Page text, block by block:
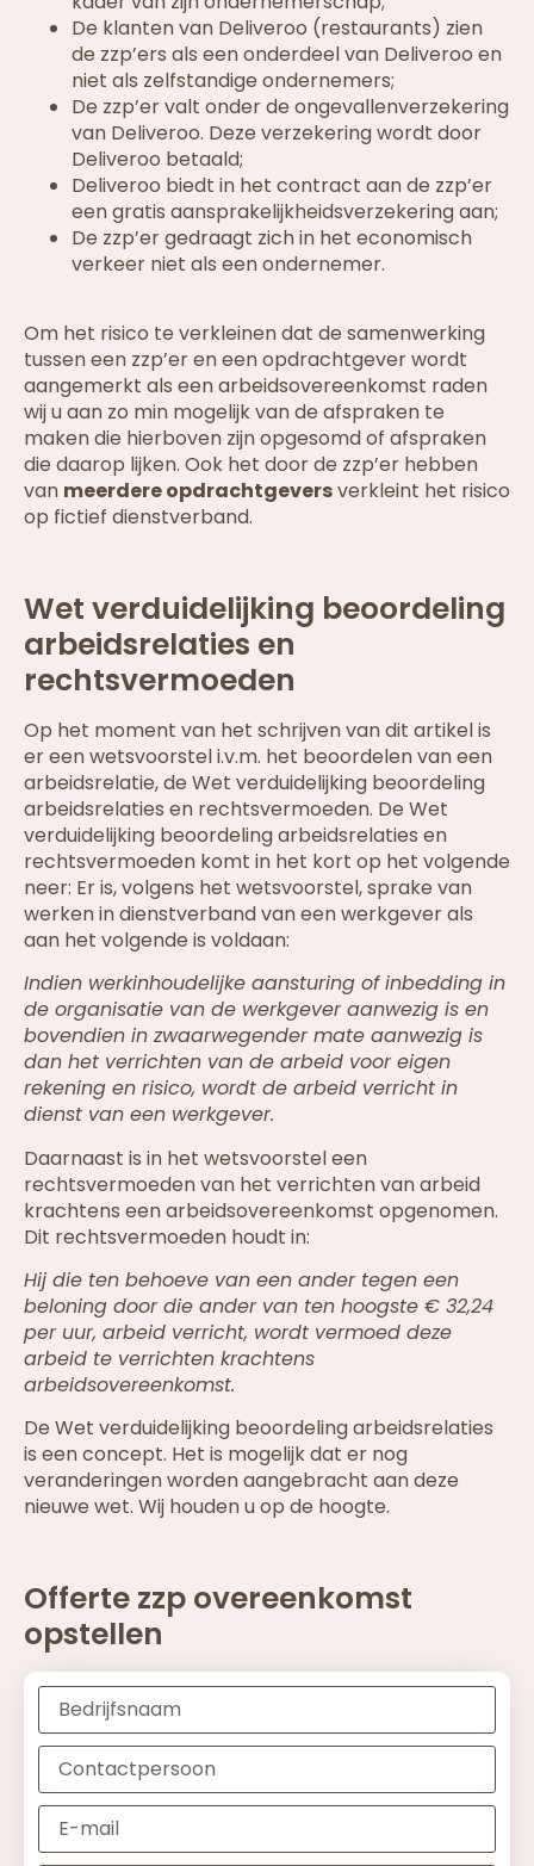
De klanten van Deliveroo (restaurants) zien
de zzp’ers als een onderdeel van Deliveroo en
niet als zelfstandige ondernemers;
De zzp’er valt onder de ongevallenverzekering
van Deliveroo. Deze verzekering wordt door
Deliveroo betaald;
Deliveroo biedt in het contract aan de zzp’er
een gratis aansprakelijkheidsverzekering aan;
De zzp’er gedraagt zich in het economisch
verkeer niet als een ondernemer.
Om het risico te verkleinen dat de samenwerking
tussen een zzp’er en een opdrachtgever wordt
aangemerkt als een arbeidsovereenkomst raden
wij u aan zo min mogelijk van de afspraken te
maken die hierboven zijn opgesomd of afspraken
die daarop lijken. Ook het door de zzp’er hebben
van meerdere opdrachtgeversverkleint het risico
op fictief dienstverband.
Wet verduidelijking beoordeling
arbeidsrelaties en
rechtsvermoeden
Op het moment van het schrijven van dit artikel is
er een wetsvoorstel i.v.m. het beoordelen van een
arbeidsrelatie, de Wet verduidelijking beoordeling
arbeidsrelaties en rechtsvermoeden. De Wet
verduidelijking beoordeling arbeidsrelaties en
rechtsvermoeden komt in het kort op het volgende
neer: Er is, volgens het wetsvoorstel, sprake van
werken in dienstverband van een werkgever als
aan het volgende is voldaan:
Indien werkinhoudelijke aansturing of inbedding in
de organisatie van de werkgever aanwezig is en
bovendien in zwaarwegender mate aanwezig is
dan het verrichten van de arbeid voor eigen
rekening en risico, wordt de arbeid verricht in
dienst van een werkgever.
Daarnaast is in het wetsvoorstel een
rechtsvermoeden van het verrichten van arbeid
krachtens een arbeidsovereenkomst opgenomen.
Dit rechtsvermoeden houdt in:
Hij die ten behoeve van een ander tegen een
beloning door die ander van ten hoogste € 32,24
per uur, arbeid verricht, wordt vermoed deze
arbeid te verrichten krachtens
arbeidsovereenkomst.
De Wet verduidelijking beoordeling arbeidsrelaties
is een concept. Het is mogelijk dat er nog
veranderingen worden aangebracht aan deze
nieuwe wet. Wij houden u op de hoogte.
Offerte zzp overeenkomst
opstellen